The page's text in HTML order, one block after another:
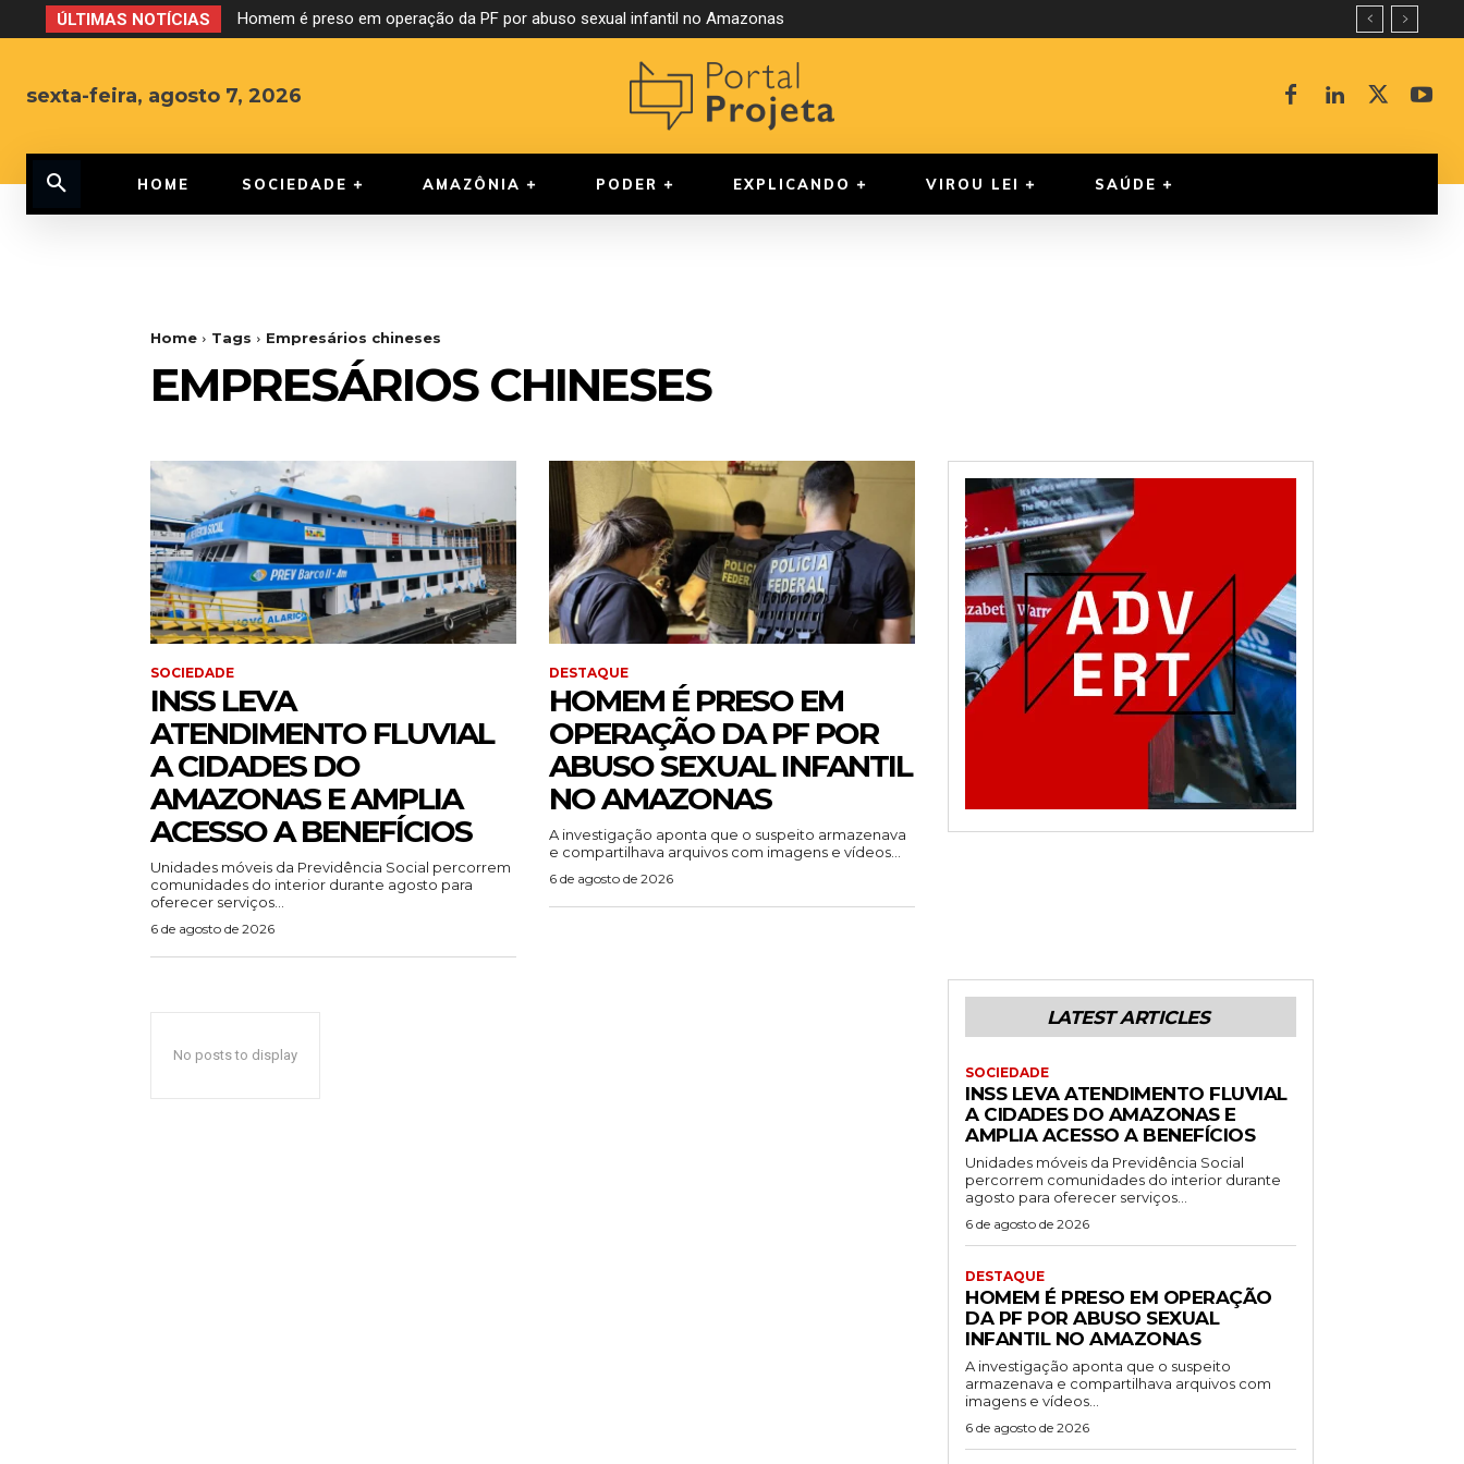
ÚLTIMAS NOTÍCIAS Homem é preso em operação da PF por abuso sexual infantil no Amazonas
sexta-feira, agosto 7, 2026
HOME SOCIEDADE AMAZÔNIA PODER EXPLICANDO VIROU LEI SAÚDE
Home Tags Empresários chineses
EMPRESÁRIOS CHINESES
SOCIEDADE
INSS LEVA
ATENDIMENTO FLUVIAL
A CIDADES DO
AMAZONAS E AMPLIA
ACESSO A BENEFÍCIOS
Unidades móveis da Previdência Social percorrem
comunidades do interior durante agosto para
oferecer serviços...
6 de agosto de 2026
DESTAQUE
HOMEM É PRESO EM
OPERAÇÃO DA PF POR
ABUSO SEXUAL INFANTIL
NO AMAZONAS
A investigação aponta que o suspeito armazenava
e compartilhava arquivos com imagens e vídeos...
6 de agosto de 2026
No posts to display
LATEST ARTICLES
SOCIEDADE
INSS LEVA ATENDIMENTO FLUVIAL
A CIDADES DO AMAZONAS E
AMPLIA ACESSO A BENEFÍCIOS
Unidades móveis da Previdência Social
percorrem comunidades do interior durante
agosto para oferecer serviços...
6 de agosto de 2026
DESTAQUE
HOMEM É PRESO EM OPERAÇÃO
DA PF POR ABUSO SEXUAL
INFANTIL NO AMAZONAS
A investigação aponta que o suspeito
armazenava e compartilhava arquivos com
imagens e vídeos...
6 de agosto de 2026